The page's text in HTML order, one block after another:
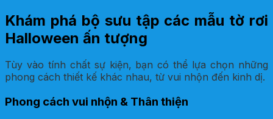
Khám phá bộ sưu tập các mẫu tờ rơi
Halloween ấn tượng
Tùy vào tính chất sự kiện, bạn có thể lựa chọn những
phong cách thiết kế khác nhau, từ vui nhộn đến kinh dị.
Phong cách vui nhộn & Thân thiện